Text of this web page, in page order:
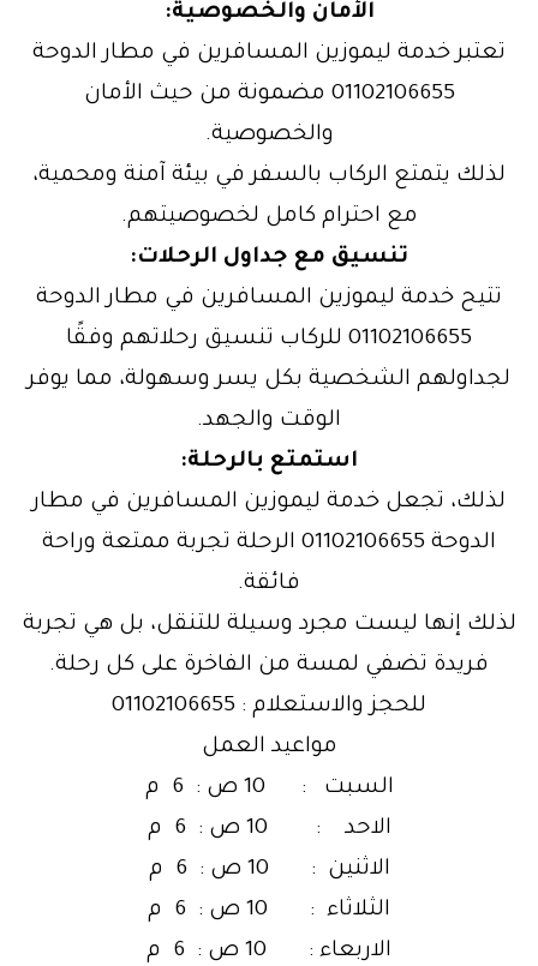
الأمان والخصوصية:
تعتبر خدمة ليموزين المسافرين في مطار الدوحة
01102106655 مضمونة من حيث الأمان
والخصوصية.
لذلك يتمتع الركاب بالسفر في بيئة آمنة ومحمية،
مع احترام كامل لخصوصيتهم.
تنسيق مع جداول الرحلات:
تتيح خدمة ليموزين المسافرين في مطار الدوحة
01102106655 للركاب تنسيق رحلاتهم وفقًا
لجداولهم الشخصية بكل يسر وسهولة، مما يوفر
الوقت والجهد.
استمتع بالرحلة:
لذلك، تجعل خدمة ليموزين المسافرين في مطار
الدوحة 01102106655 الرحلة تجربة ممتعة وراحة
فائقة.
لذلك إنها ليست مجرد وسيلة للتنقل، بل هي تجربة
فريدة تضفي لمسة من الفاخرة على كل رحلة.
للحجز والاستعلام : 01102106655
مواعيد العمل
السبت : 10 ص : 6 م
الاحد : 10 ص : 6 م
الاثنين : 10 ص : 6 م
الثلاثاء : 10 ص : 6 م
الاربعاء : 10 ص : 6 م